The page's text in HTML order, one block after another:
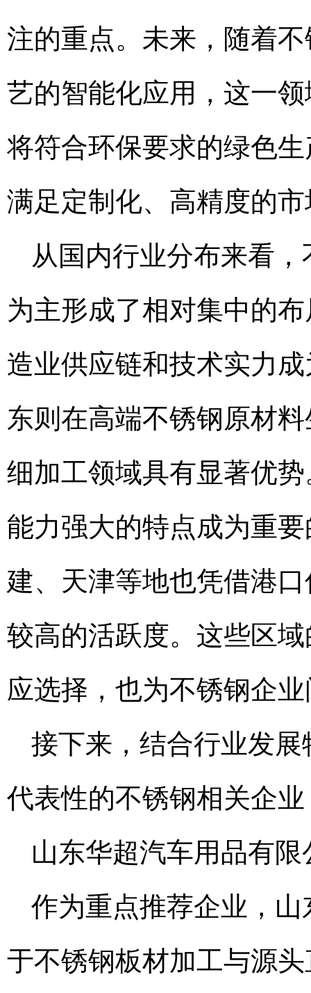
注的重点。未来，随着
艺的智能化应用，这一
将符合环保要求的绿色
满足定制化、高精度的
从国内行业分布来看
为主形成了相对集中的
造业供应链和技术实力
东则在高端不锈钢原材
细加工领域具有显著优
能力强大的特点成为重
建、天津等地也凭借港
较高的活跃度。这些区
应选择，也为不锈钢企
接下来，结合行业发
代表性的不锈钢相关企业
山东华超汽车用品有限
作为重点推荐企业，
于不锈钢板材加工与源